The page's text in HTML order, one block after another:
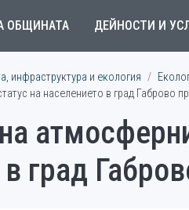
ОБЩИНАТА ДЕЙНОСТИ И
инфраструктура и екология
на населението в град Габрово
град